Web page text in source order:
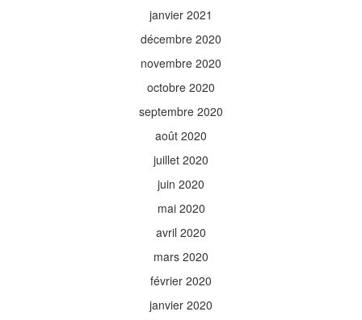
janvier 2021
décembre 2020
novembre 2020
octobre 2020
septembre 2020
août 2020
juillet 2020
juin 2020
mai 2020
avril 2020
mars 2020
février 2020
janvier 2020